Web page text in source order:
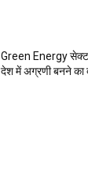
Green Energy
देश में अग्रणी बनने का